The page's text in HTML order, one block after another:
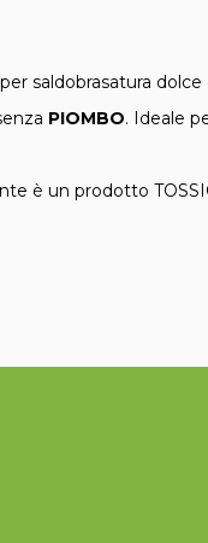
saldobrasatura dolce
PIOMBO. Ideale
è un prodotto